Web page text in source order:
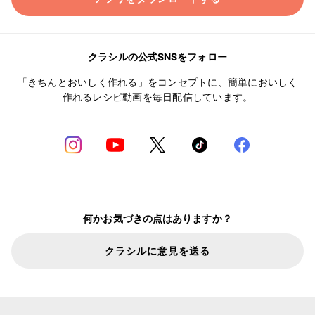
クラシルの公式SNSをフォロー
「きちんとおいしく作れる」をコンセプトに、簡単においしく
作れるレシピ動画を毎日配信しています。
何かお気づきの点はありますか？
クラシルに意見を送る